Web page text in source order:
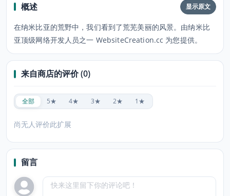
概述 显示原文
在纳米比亚的荒野中，我们看到了荒芜美丽的风景。由纳米比
亚顶级网络开发人员之一 WebsiteCreation.cc 为您提供。
来自商店的评价 (0)
全部 5★ 4★ 3★ 2★ 1★
尚无人评价此扩展
留言